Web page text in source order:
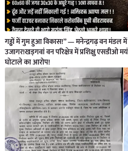
गड्ढों में गुम हुआ विकास!” — मनेन्द्रगढ़ वन मंडल में
उजागर!खड़गवां वन परिक्षेत्र में प्रशिक्षु एसडीओ
घोटाले का आरोप!